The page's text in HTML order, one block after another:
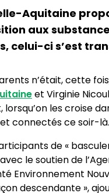
Aquitaine
aux
celui-ci s’est
n’était, cette
et Virginie
les croise
connectés ce soir-là.
de «
le soutien de
Environnement
descendante »,